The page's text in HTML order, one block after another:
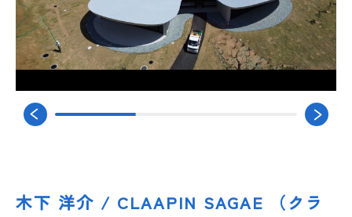
木下 洋介 / CLAAPIN SAGAE （クラ
JSCA賞とは
JSCA建築構造士とは
出版物案内